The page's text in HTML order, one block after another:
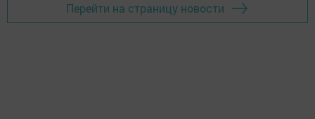
Перейти на страницу новости